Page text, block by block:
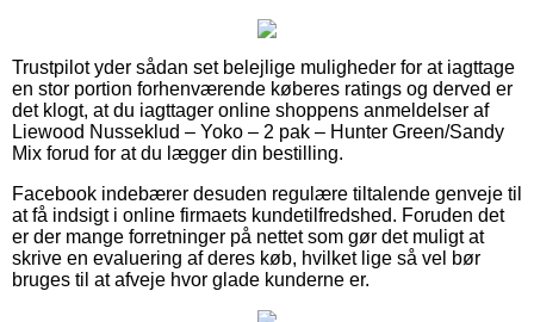
Trustpilot yder sådan set belejlige muligheder for at iagttage
en stor portion forhenværende køberes ratings og derved er
det klogt, at du iagttager online shoppens anmeldelser af
Liewood Nusseklud – Yoko – 2 pak – Hunter Green/Sandy
Mix forud for at du lægger din bestilling.
Facebook indebærer desuden regulære tiltalende genveje til
at få indsigt i online firmaets kundetilfredshed. Foruden det
er der mange forretninger på nettet som gør det muligt at
skrive en evaluering af deres køb, hvilket lige så vel bør
bruges til at afveje hvor glade kunderne er.